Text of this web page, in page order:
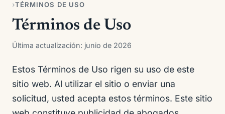
›TÉRMINOS DE USO
Términos de Uso
Última actualización: junio de 2026
Estos Términos de Uso rigen su uso de este
sitio web. Al utilizar el sitio o enviar una
solicitud, usted acepta estos términos. Este sitio